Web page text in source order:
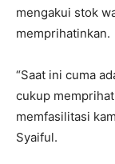
mengakui stok
memprihatinkan.
“Saat ini cuma
cukup
memfasilitasi
Syaiful.